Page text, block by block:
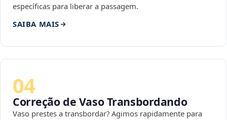
específicas para liberar a passagem.
SAIBA MAIS
04
Correção de Vaso Transbordando
Vaso prestes a transbordar? Agimos rapidamente para